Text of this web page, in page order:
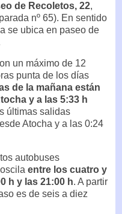
de Recoletos, 22,
nº 65). En sentido
se ubica en paseo de
un máximo de 12
punta de los días
de la mañana están
y a las 5:33 h
últimas salidas
Atocha y a las 0:24
autobuses
entre los cuatro y
h y las 21:00 h. A partir
es de seis a diez